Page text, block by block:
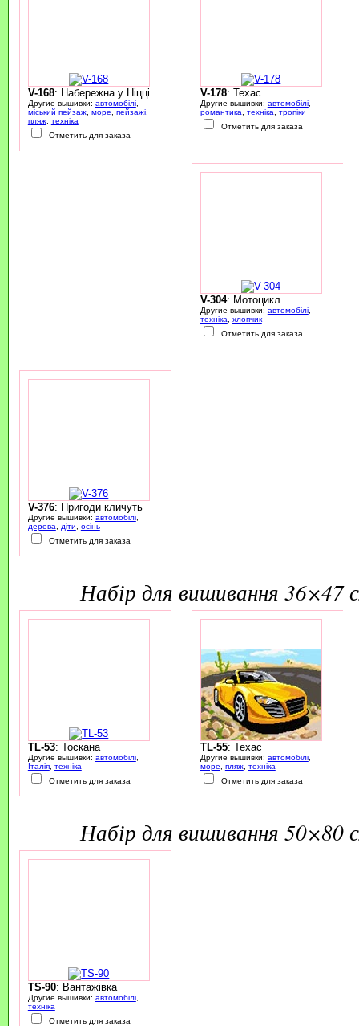
V-168: Набережна у Ніцці
Другие вышивки: автомобілі,
міський пейзаж, море пейзажі,
пляж, техніка
Отметить для заказа
V-178: Техас
Другие вышивки: автомобілі,
романтика
техніка
тропіки
Отметить для заказа
V-304: Мотоцикл
Другие вышивки: автомобілі,
техніка
хлопчик
Отметить для заказа
V-376: Пригоди кличуть
Другие вышивки: автомобілі,
дерева
діти
осінь
Отметить для заказа
набір для вишивання
TL-53: Тоскана
Другие вышивки: автомобілі,
Італія, техніка
Отметить для заказа
TL-55: Техас
Другие вышивки: автомобілі,
море
пляж, техніка
Отметить для заказа
набір для вишивання
TS-90: Вантажівка
Другие вышивки: автомобілі,
техніка
Отметить для заказа